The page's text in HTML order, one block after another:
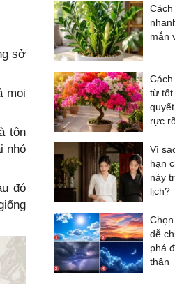
sở
mọi
tôn
nhỏ
đó
Cách
mắn
từ tốt
rực
Vì
hạn
này
lịch?
dễ
phá
thân